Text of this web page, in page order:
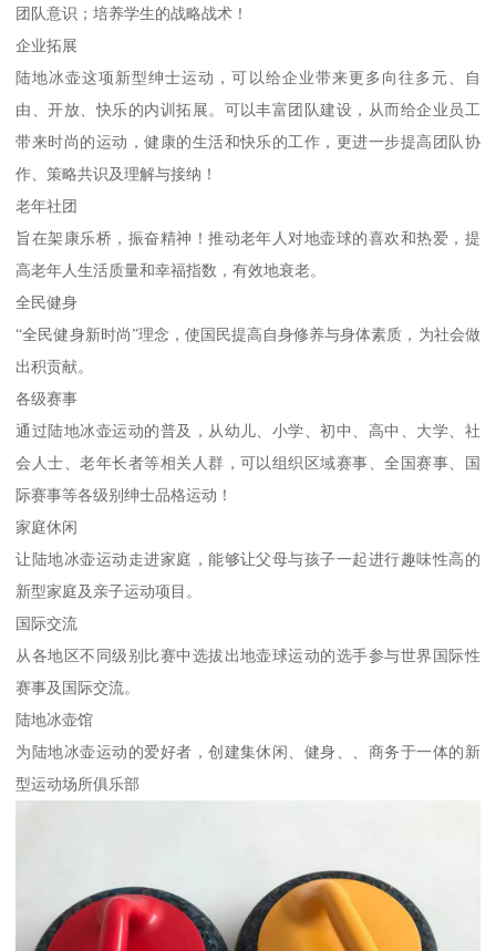
团队意识；培养学生的战略战术！
企业拓展
陆地冰壶这项新型绅士运动，可以给企业带来更多向往多元、自
由、开放、快乐的内训拓展。可以丰富团队建设，从而给企业员工
带来时尚的运动，健康的生活和快乐的工作，更进一步提高团队协
作、策略共识及理解与接纳！
老年社团
旨在架康乐桥，振奋精神！推动老年人对地壶球的喜欢和热爱，提
高老年人生活质量和幸福指数，有效地衰老。
全民健身
“全民健身新时尚”理念，使国民提高自身修养与身体素质，为社会做
出积贡献。
各级赛事
通过陆地冰壶运动的普及，从幼儿、小学、初中、高中、大学、社
会人士、老年长者等相关人群，可以组织区域赛事、全国赛事、国
际赛事等各级别绅士品格运动！
家庭休闲
让陆地冰壶运动走进家庭，能够让父母与孩子一起进行趣味性高的
新型家庭及亲子运动项目。
国际交流
从各地区不同级别比赛中选拔出地壶球运动的选手参与世界国际性
赛事及国际交流。
陆地冰壶馆
为陆地冰壶运动的爱好者，创建集休闲、健身、、商务于一体的新
型运动场所俱乐部